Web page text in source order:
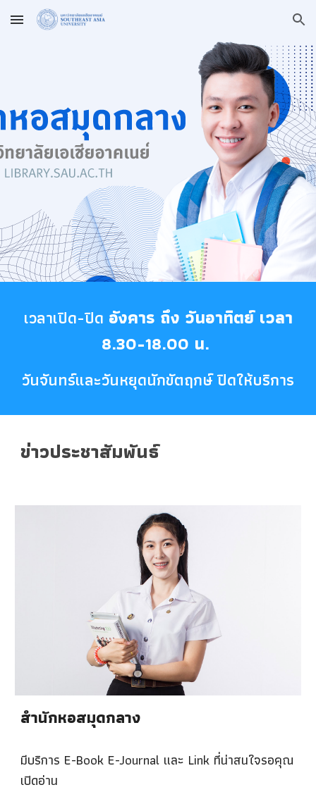
Skip to main content Skip to navigation
เวลาเปิด-ปิด อังคาร ถึง วันอาทิตย์ เวลา
8.30-18.00 น.
วันจันทร์และวันหยุดนักขัตฤกษ์ ปิดให้บริการ
ข่าวประชาสัมพันธ์
สำนักหอสมุดกลาง
มีบริการ E-Book E-Journal และ Link ที่น่าสนใจรอคุณ
เปิดอ่าน